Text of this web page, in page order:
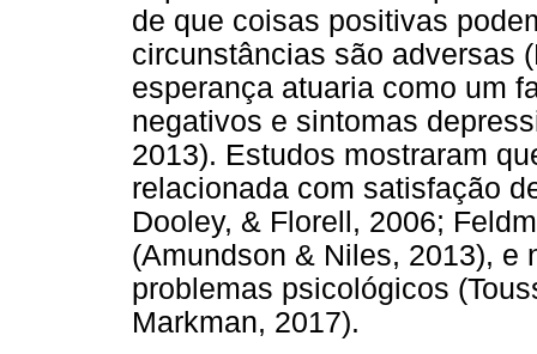
de que coisas positivas
circunstâncias são adversas
esperança atuaria como um
negativos e sintomas
2013). Estudos mostraram
relacionada com satisfação
Dooley, & Florell, 2006;
(Amundson & Niles, 2013), e
problemas psicológicos
Markman, 2017).